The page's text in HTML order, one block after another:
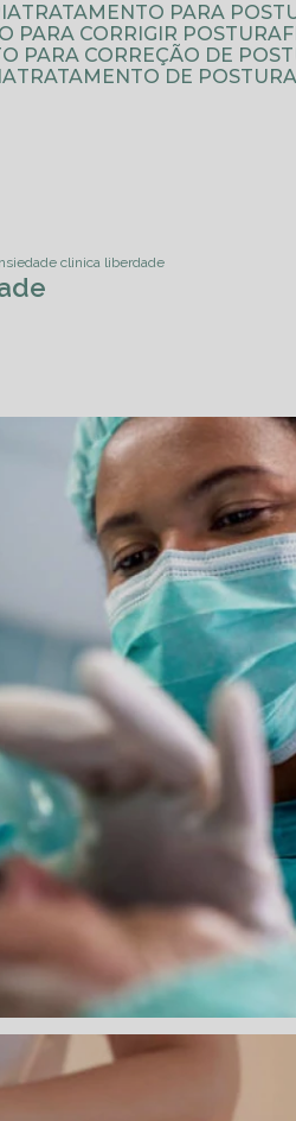
TRATAMENTO PARA
PARA CORRIGIR POSTURA
PARA CORREÇÃO DE
TRATAMENTO DE
clinica liberdade